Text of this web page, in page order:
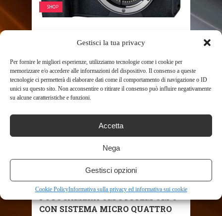
Gestisci la tua privacy
Per fornire le migliori esperienze, utilizziamo tecnologie come i cookie per
memorizzare e/o accedere alle informazioni del dispositivo. Il consenso a queste
tecnologie ci permetterà di elaborare dati come il comportamento di navigazione o ID
unici su questo sito. Non acconsentire o ritirare il consenso può influire negativamente
su alcune caratteristiche e funzioni.
Accetta
Nega
Gestisci opzioni
Cookie PolicyInformativa sulla privacy ed informativa sui cookie
SHOP
ADAPTER – FOTOCAMERA
910
FOTOCAMERA OM SYSTEM OM-5
CON SISTEMA MICRO QUATTRO